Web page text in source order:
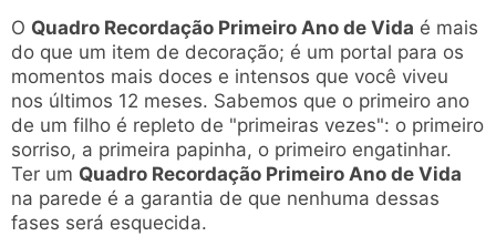
O Quadro Recordação Primeiro Ano de Vida é mais
do que um item de decoração; é um portal para os
momentos mais doces e intensos que você viveu
nos últimos 12 meses. Sabemos que o primeiro ano
de um filho é repleto de "primeiras vezes": o primeiro
sorriso, a primeira papinha, o primeiro engatinhar.
Ter um Quadro Recordação Primeiro Ano de Vida
na parede é a garantia de que nenhuma dessas
fases será esquecida.